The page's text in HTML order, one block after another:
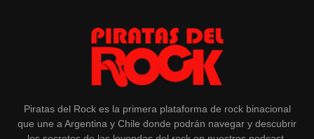
Piratas del Rock es la primera plataforma de rock binacional
que une a Argentina y Chile donde podrán navegar y descubrir